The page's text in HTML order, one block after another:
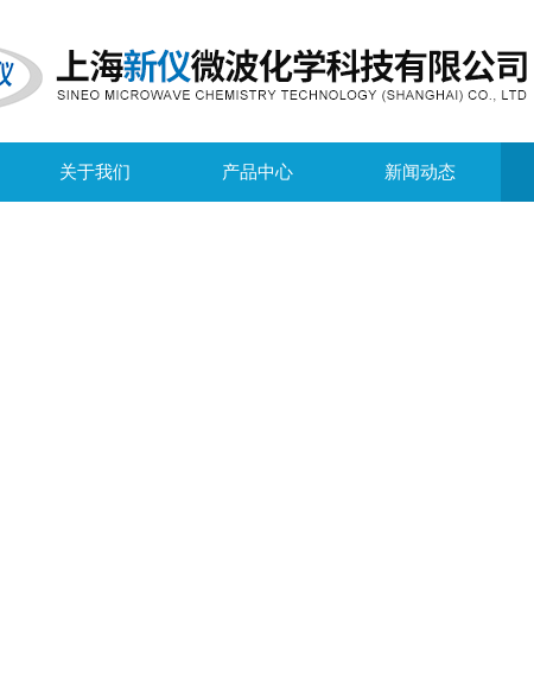
关于我们 产品中心 新闻动态